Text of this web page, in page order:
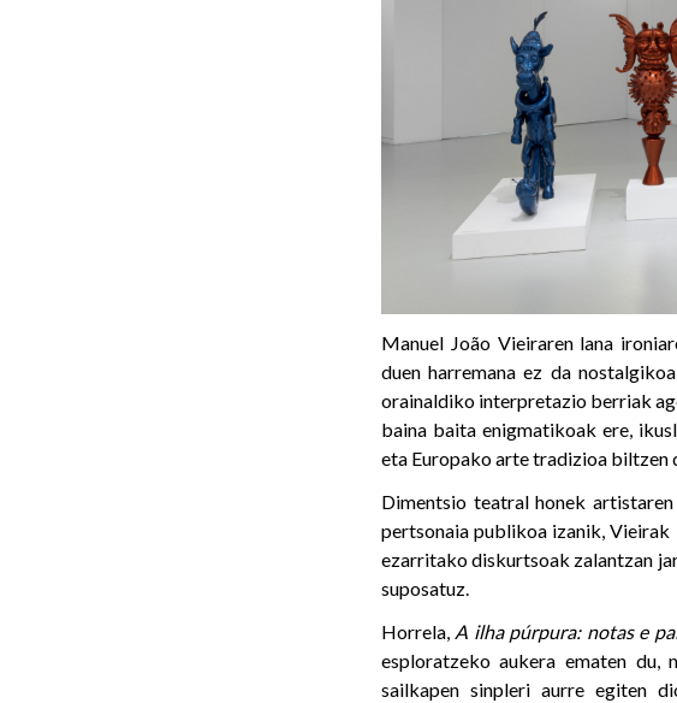
Manuel João Vieiraren lana
duen harremana ez da
orainaldiko interpretazio berriak
baina baita enigmatikoak ere,
eta Europako arte tradizioa biltzen
Dimentsio teatral honek
pertsonaia publikoa izanik, Vieirak
ezarritako diskurtsoak zalantzan
suposatuz.
Horrela, A ilha púrpura: notas e
esploratzeko aukera ematen du,
sailkapen sinpleri aurre egiten